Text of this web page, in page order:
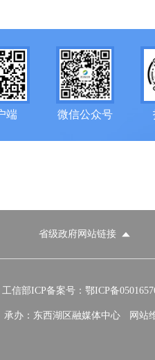
端 微信公众号
省级政府网站链接
级政府网站 市政府部
国防部
工信部ICP备案号：鄂ICP备
承办：东西湖区融媒体中心 网站